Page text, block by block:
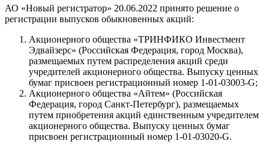
АО «Новый регистратор» 20.06.2022 принято решение о
регистрации выпусков обыкновенных акций:
Акционерного общества «ТРИНФИКО Инвестмент
Эдвайзерс» (Российская Федерация, город Москва),
размещаемых путем распределения акций среди
учредителей акционерного общества. Выпуску ценных
бумаг присвоен регистрационный номер 1-01-03003-G;
Акционерного общества «Айтем» (Российская
Федерация, город Санкт-Петербург), размещаемых
путем приобретения акций единственным учредителем
акционерного общества. Выпуску ценных бумаг
присвоен регистрационный номер 1-01-03020-G.